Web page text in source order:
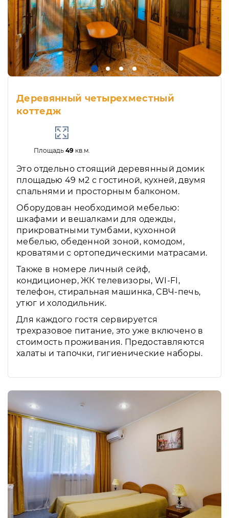
Деревянный четырехместный
коттедж
Площадь 49кв.м.
Это отдельно стоящий деревянный домик
площадью 49 м2 с гостиной, кухней, двумя
спальнями и просторным балконом.
Оборудован необходимой мебелью:
шкафами и вешалками для одежды,
прикроватными тумбами, кухонной
мебелью, обеденной зоной, комодом,
кроватями с ортопедическими матрасами.
Также в номере личный сейф,
кондиционер, ЖК телевизоры, WI-FI,
телефон, стиральная машинка, СВЧ-печь,
утюг и холодильник.
Для каждого гостя сервируется
трехразовое питание, это уже включено в
стоимость проживания. Предоставляются
халаты и тапочки, гигиенические наборы.